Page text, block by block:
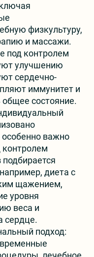
физкультуру,
и массажи.
под контролем
улучшению
сердечно-
иммунитет и
состояние.
особенно важно
диета с
щажением,
уровня
веса и
сердце.
подход: